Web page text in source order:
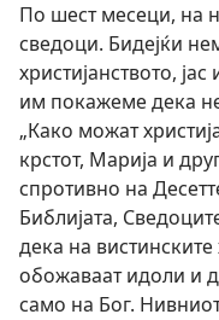
По шест месеци, на
сведоци. Бидејќи
христијанството,
им покажеме дека
„Како можат
крстот, Марија и
спротивно на
Библијата,
дека на
обожаваат идоли и
само на Бог.